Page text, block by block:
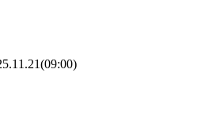
(09:00)